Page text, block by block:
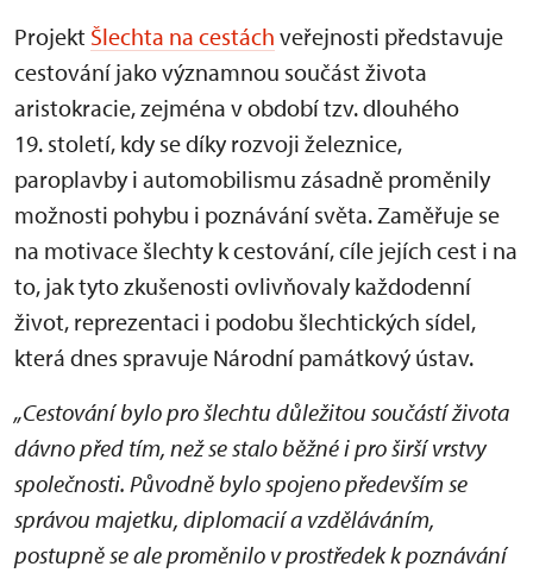
Projekt Šlechta na cestách veřejnosti představuje
cestování jako významnou součást života
aristokracie, zejména v období tzv. dlouhého
19. století, kdy se díky rozvoji železnice,
paroplavby i automobilismu zásadně proměnily
možnosti pohybu i poznávání světa. Zaměřuje se
na motivace šlechty k cestování, cíle jejích cest i na
to, jak tyto zkušenosti ovlivňovaly každodenní
život, reprezentaci i podobu šlechtických sídel,
která dnes spravuje Národní památkový ústav.
„Cestování bylo pro šlechtu důležitou součástí života
dávno před tím, než se stalo běžné i pro širší vrstvy
společnosti. Původně bylo spojeno především se
správou majetku, diplomacií a vzděláváním,
postupně se ale proměnilo v prostředek k poznávání